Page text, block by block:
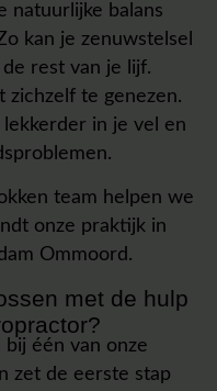
natuurlijke balans
kan je zenuwstelsel
rest van je lijf.
zichzelf te genezen.
in je vel en
team helpen we
onze praktijk in
Ommoord.
met de hulp
bij één van onze
zet de eerste stap